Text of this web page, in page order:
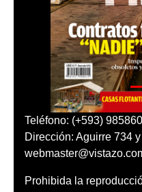
Teléfono: (+593)
Dirección: Aguirre 734
Prohibida la